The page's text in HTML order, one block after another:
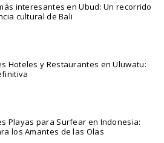
interesantes en Ubud: Un recorrido
cultural de Bali
Hoteles y Restaurantes en Uluwatu:
Playas para Surfear en Indonesia:
los Amantes de las Olas